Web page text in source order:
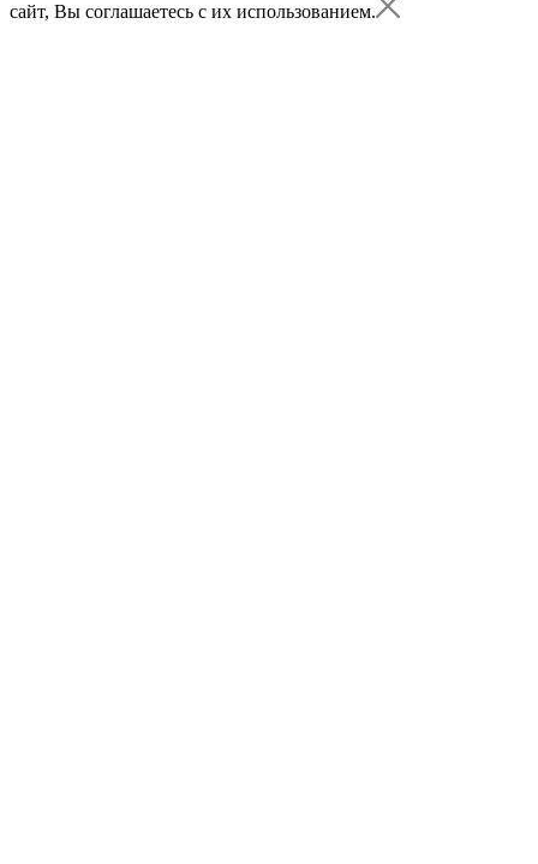
сайт, Вы соглашаетесь с их использованием.